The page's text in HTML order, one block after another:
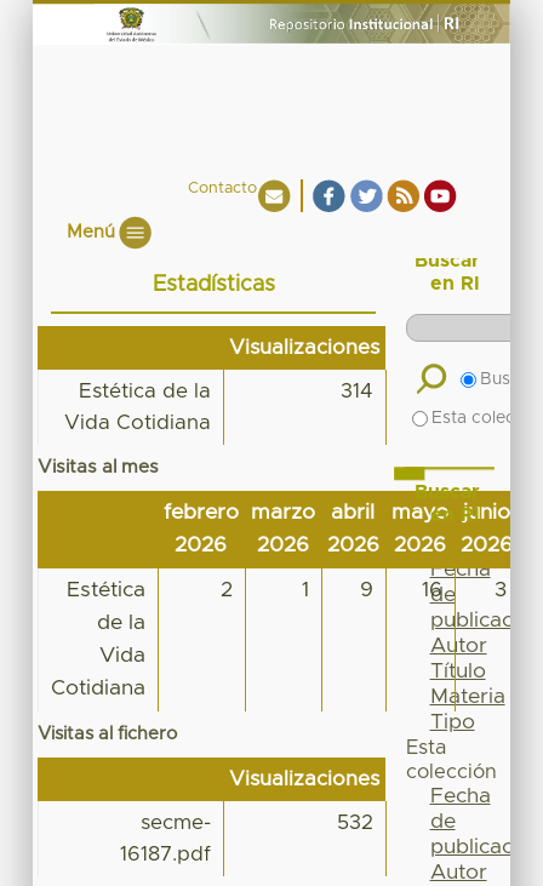
Contacto
Menú
Estadísticas
Visualizaciones
Estética de la
Vida Cotidiana
314
Visitas al mes
febrero
2026
marzo
2026
abril
2026
mayo
2026
junio
2026
Estética
de la
Vida
Cotidiana
2 1 9 16 3
Visitas al fichero
Visualizaciones
secme-
16187.pdf
532
Buscar
en RI
Buscar
Esta
Buscar
en RI
Por
Fecha
de
publicación
Autor
Título
Materia
Tipo
Esta
colección
Fecha
de
publicación
Autor